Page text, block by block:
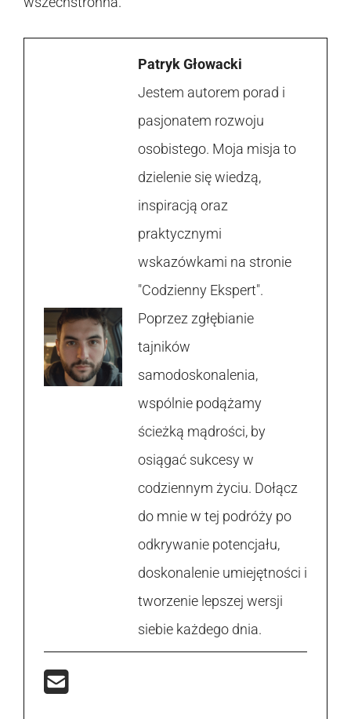
Patryk Głowacki
Jestem autorem porad i
pasjonatem rozwoju
osobistego. Moja misja to
dzielenie się wiedzą,
inspiracją oraz
praktycznymi
wskazówkami na stronie
"Codzienny Ekspert".
Poprzez zgłębianie
tajników
samodoskonalenia,
wspólnie podążamy
ścieżką mądrości, by
osiągać sukcesy w
codziennym życiu. Dołącz
do mnie w tej podróży po
odkrywanie potencjału,
doskonalenie umiejętności i
tworzenie lepszej wersji
siebie każdego dnia.